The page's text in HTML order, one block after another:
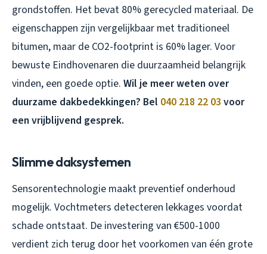
grondstoffen. Het bevat 80% gerecycled materiaal. De
eigenschappen zijn vergelijkbaar met traditioneel
bitumen, maar de CO2-footprint is 60% lager. Voor
bewuste Eindhovenaren die duurzaamheid belangrijk
vinden, een goede optie. Wil je meer weten over
duurzame dakbedekkingen? Bel 040 218 22 03 voor
een vrijblijvend gesprek.
Slimme daksystemen
Sensorentechnologie maakt preventief onderhoud
mogelijk. Vochtmeters detecteren lekkages voordat
schade ontstaat. De investering van €500-1000
verdient zich terug door het voorkomen van één grote